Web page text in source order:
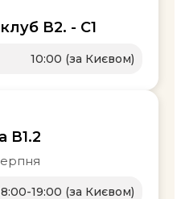
В2. - С1
10:00 (за Києвом)
В1.2
19:00 (за Києвом)